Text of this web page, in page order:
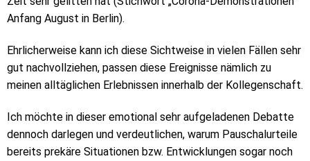
Anfang August in Berlin).
Ehrlicherweise kann ich diese Sichtweise in vielen Fällen sehr
gut nachvollziehen, passen diese Ereignisse nämlich zu
meinen alltäglichen Erlebnissen innerhalb der Kollegenschaft.
Ich möchte in dieser emotional sehr aufgeladenen Debatte
dennoch darlegen und verdeutlichen, warum Pauschalurteile
bereits prekäre Situationen bzw. Entwicklungen sogar noch